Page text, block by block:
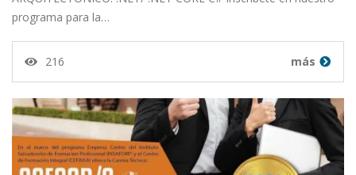
programa para la…
216 más